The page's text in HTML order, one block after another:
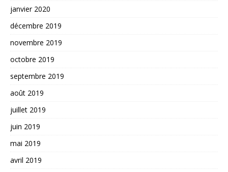
janvier 2020
décembre 2019
novembre 2019
octobre 2019
septembre 2019
août 2019
juillet 2019
juin 2019
mai 2019
avril 2019